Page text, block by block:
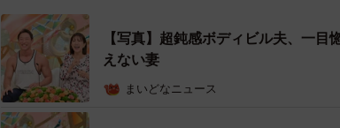
【写真】超鈍感ボディビル夫、一
えない妻
まいどなニュース